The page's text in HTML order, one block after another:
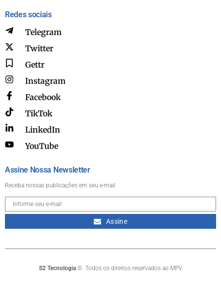
Redes sociais
Telegram
Twitter
Gettr
Instagram
Facebook
TikTok
LinkedIn
YouTube
Assine Nossa Newsletter
Receba nossas publicações em seu e-mail
Assine
S2 Tecnologia ©. Todos os direitos reservados ao MPV